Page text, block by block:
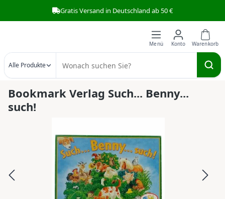
Zum Hauptinhalt springenGratis Versand in Deutschland ab 50 €
Alle Produkte
Bookmark Verlag Such... Benny...
such!